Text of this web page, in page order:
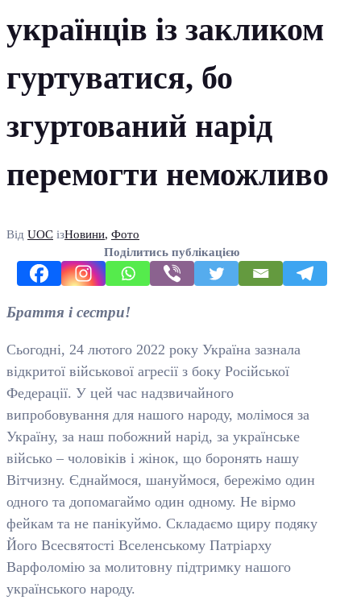
українців із закликом
гуртуватися, бо
згуртований нарід
перемогти неможливо
Від UOC ізНовини, Фото
Поділитись публікацією
Браття і сестри!
Сьогодні, 24 лютого 2022 року Україна зазнала
відкритої військової агресії з боку Російської
Федерації. У цей час надзвичайного
випробовування для нашого народу, молімося за
Україну, за наш побожний нарід, за українське
військо – чоловіків і жінок, що боронять нашу
Вітчизну. Єднаймося, шануймося, бережімо один
одного та допомагаймо один одному. Не вірмо
фейкам та не панікуймо. Складаємо щиру подяку
Його Всесвятості Вселенському Патріарху
Варфоломію за молитовну підтримку нашого
українського народу.